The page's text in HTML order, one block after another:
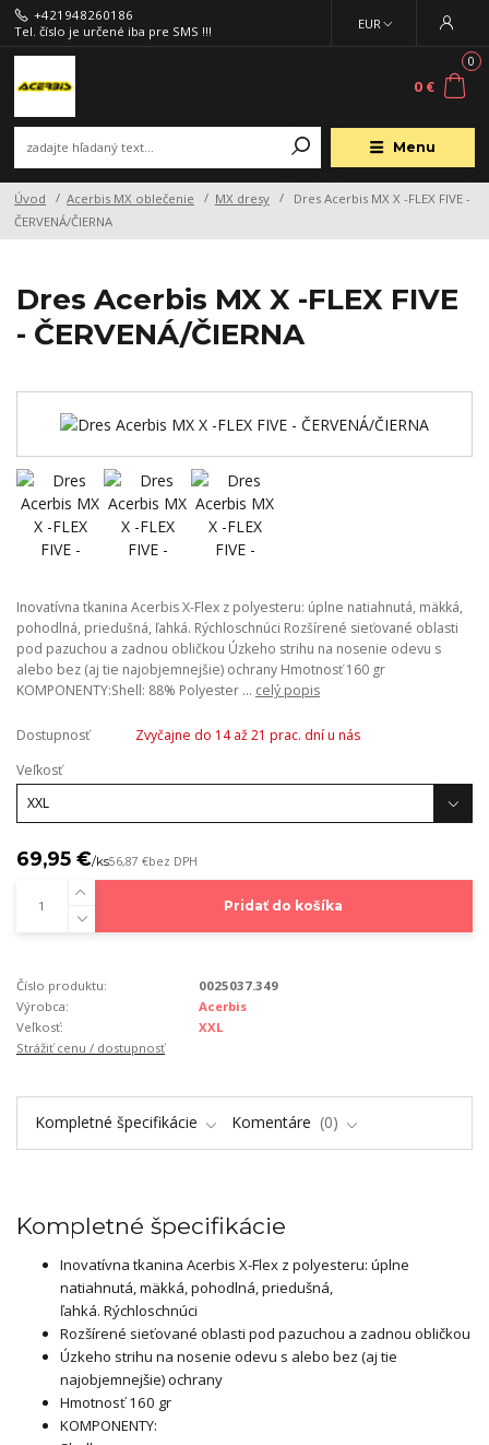
Menu
EUR
+421948260186
Tel. číslo je určené iba pre SMS !!!
0
0 €
Úvod Acerbis MX oblečenie MX dresy
Dres Acerbis MX X -FLEX FIVE -
ČERVENÁ/ČIERNA
Dres Acerbis MX X -FLEX FIVE
- ČERVENÁ/ČIERNA
Inovatívna tkanina Acerbis X-Flex z polyesteru: úplne natiahnutá, mäkká,
pohodlná, priedušná, ľahká. Rýchloschnúci Rozšírené sieťované oblasti
pod pazuchou a zadnou obličkou Úzkeho strihu na nosenie odevu s
alebo bez (aj tie najobjemnejšie) ochrany Hmotnosť 160 gr
KOMPONENTY:Shell: 88% Polyester ... celý popis
Dostupnosť
Zvyčajne do 14 až 21 prac. dní u nás
Veľkosť
69,95 €/ks56,87 €bez DPH
Pridať do košíka
Číslo produktu:
0025037.349
Výrobca:
Acerbis
Veľkosť:
XXL
Strážiť cenu / dostupnosť
Kompletné špecifikácie Komentáre 0
Kompletné špecifikácie
Inovatívna tkanina Acerbis X-Flex z polyesteru: úplne
natiahnutá, mäkká, pohodlná, priedušná,
ľahká. Rýchloschnúci
Rozšírené sieťované oblasti pod pazuchou a zadnou obličkou
Úzkeho strihu na nosenie odevu s alebo bez (aj tie
najobjemnejšie) ochrany
Hmotnosť 160 gr
KOMPONENTY: